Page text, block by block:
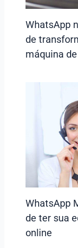
WhatsApp
de
máquina
WhatsApp
de ter sua
online